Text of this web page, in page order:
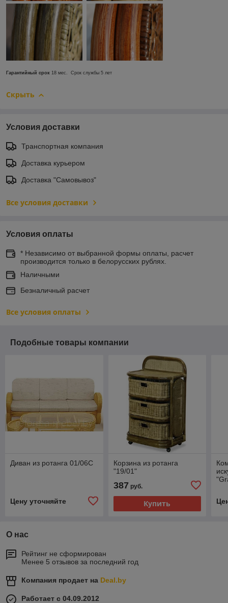
Гарантийный срок 18 мес. Срок службы 5 лет
Скрыть
Условия доставки
Транспортная компания
Доставка курьером
Доставка "Самовывоз"
Все условия доставки
Условия оплаты
* Независимо от выбранной формы оплаты, расчет
производится только в белорусских рублях.
Наличными
Безналичный расчет
Все условия оплаты
Подобные товары компании
Диван из ротанга 01/06С
Цену уточняйте
Корзина из ротанга
"19/01"
387 руб.
Купить
О нас
Рейтинг не сформирован
Менее 5 отзывов за последний год
Компания продает на Deal.by
Работает с 04.09.2012